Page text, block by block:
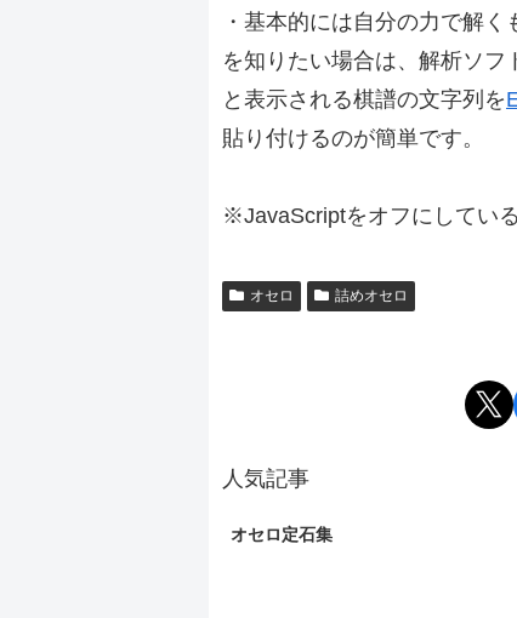
・基本的には自分の力で解
を知りたい場合は、解析ソフ
と表示される棋譜の文字列を
貼り付けるのが簡単です。
※JavaScriptをオフにしてい
オセロ 詰めオセロ
人気記事
オセロ定石集